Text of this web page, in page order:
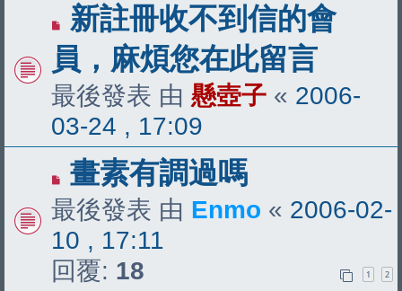
新註冊收不到信的會
員，麻煩您在此留言
最後發表 由 懸壺子 « 2006-
03-24 , 17:09
畫素有調過嗎
最後發表 由 Enmo « 2006-02-
10 , 17:11
回覆: 18 1 2